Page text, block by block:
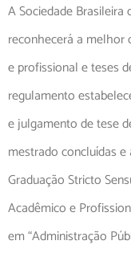
A Sociedade Brasileira
reconhecerá a melhor
e profissional e teses
regulamento
e julgamento de tese
mestrado concluídas
Graduação Stricto
Acadêmico e
em “Administração